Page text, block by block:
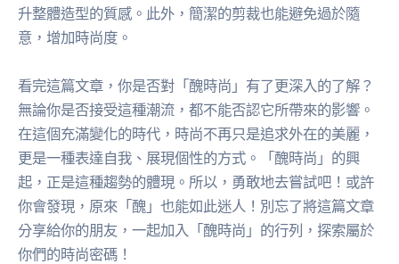
升整體造型的質感。此外，簡潔的剪裁也能避免過於隨
意，增加時尚度。
看完這篇文章，你是否對「醜時尚」有了更深入的了解？
無論你是否接受這種潮流，都不能否認它所帶來的影響。
在這個充滿變化的時代，時尚不再只是追求外在的美麗，
更是一種表達自我、展現個性的方式。「醜時尚」的興
起，正是這種趨勢的體現。所以，勇敢地去嘗試吧！或許
你會發現，原來「醜」也能如此迷人！別忘了將這篇文章
分享給你的朋友，一起加入「醜時尚」的行列，探索屬於
你們的時尚密碼！